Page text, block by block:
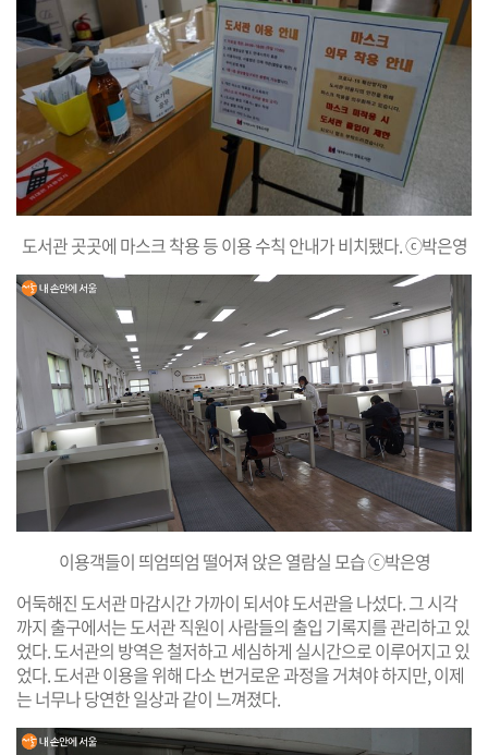
도서관 곳곳에 마스크 착용 등 이용 수칙 안내가 비치됐다. ⓒ박은영
이용객들이 띄엄띄엄 떨어져 앉은 열람실 모습 ⓒ박은영
어둑해진 도서관 마감시간 가까이 되서야 도서관을 나섰다. 그 시각
까지 출구에서는 도서관 직원이 사람들의 출입 기록지를 관리하고 있
었다. 도서관의 방역은 철저하고 세심하게 실시간으로 이루어지고 있
었다. 도서관 이용을 위해 다소 번거로운 과정을 거쳐야 하지만, 이제
는 너무나 당연한 일상과 같이 느껴졌다.